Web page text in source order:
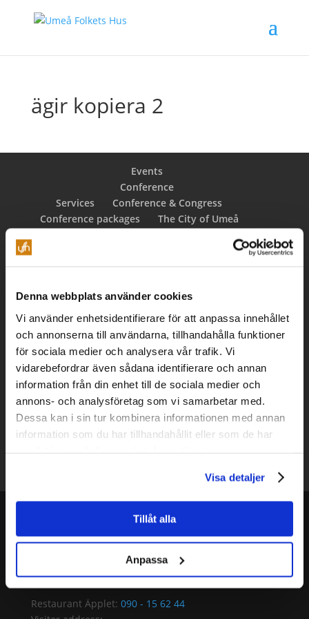
Denna webbplats använder cookies
Vi använder enhetsidentifierare för att anpassa innehållet
och annonserna till användarna, tillhandahålla funktioner
för sociala medier och analysera vår trafik. Vi
vidarebefordrar även sådana identifierare och annan
information från din enhet till de sociala medier och
annons- och analysföretag som vi samarbetar med.
Dessa kan i sin tur kombinera informationen med annan
information som du har tillhandahållit eller som de har
Visa detaljer
Tillåt alla
Anpassa
ägir kopiera 2
Events
Conference
Services
Conference & Congress
Conference packages
The City of Umeå
Our environmental policy
Green Meetings
Greener food and accommodations
Green traveling
About us
Styrelsen
House of Metal
The Golden Apple
Scholarship
Contact
Ledning
Marknadsavdelning
Konferensservice
Äpplet
Evenemang
Reception:090 - 15 62 00
Restaurant Äpplet: 090 - 15 62 44